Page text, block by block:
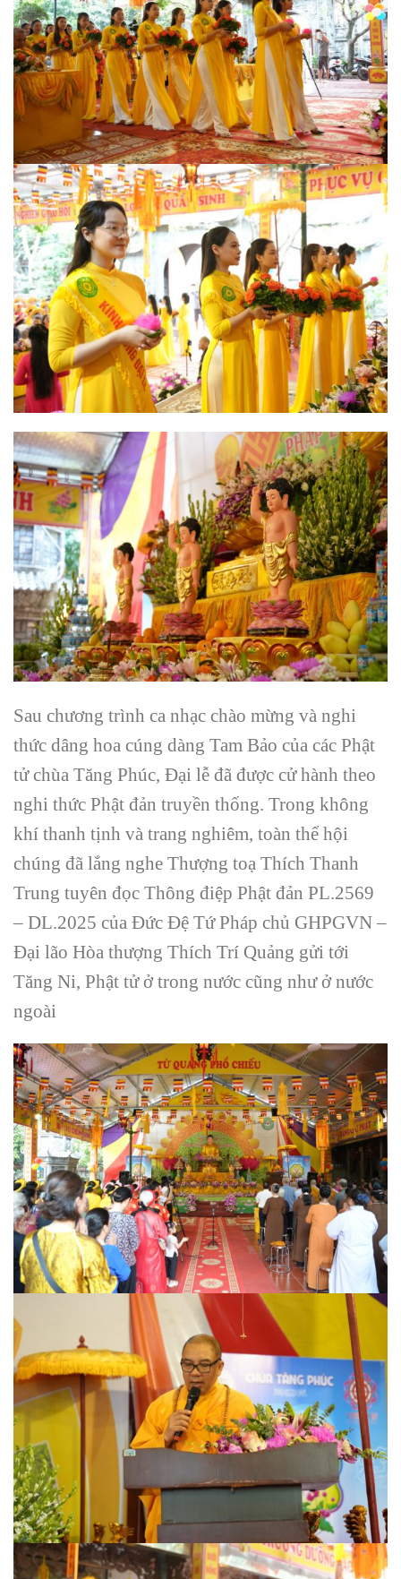
Sau chương trình ca nhạc chào mừng và nghi
thức dâng hoa cúng dàng Tam Bảo của các Phật
tử chùa Tăng Phúc, Đại lễ đã được cử hành theo
nghi thức Phật đản truyền thống. Trong không
khí thanh tịnh và trang nghiêm, toàn thể hội
chúng đã lắng nghe Thượng toạ Thích Thanh
Trung tuyên đọc Thông điệp Phật đản PL.2569
– DL.2025 của Đức Đệ Tứ Pháp chủ GHPGVN –
Đại lão Hòa thượng Thích Trí Quảng gửi tới
Tăng Ni, Phật tử ở trong nước cũng như ở nước
ngoài